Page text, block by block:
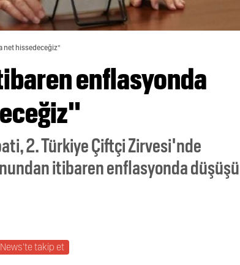
net hissedeceğiz"
enflasyonda
2. Türkiye Çiftçi Zirvesi'nde
itibaren enflasyonda düşüşü
takip et